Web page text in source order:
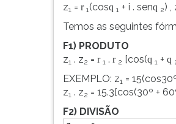
z1 = r 1(cosq 1 + i . senq 2) ,
Temos as seguintes
F1) PRODUTO
z1 . z2 = r 1 . r 2 [cos(q 1 + q
EXEMPLO: z1 =
z1 . z2 = 15.3[cos(30º +
F2) DIVISÃO